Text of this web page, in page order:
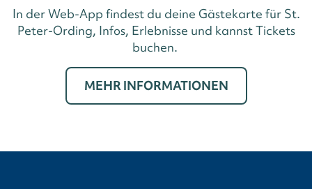
In der Web-App findest du deine Gästekarte für St.
Peter-Ording, Infos, Erlebnisse und kannst Tickets
buchen.
MEHR INFORMATIONEN